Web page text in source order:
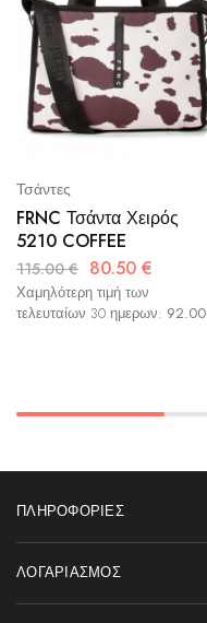
Τσάντες
FRNC Τσάντα Χειρός
5210 COFFEE
115.00€ 80.50 €
Χαμηλότερη τιμή των
τελευταίων 30 ημερων: 92.00
ΠΛΗΡΟΦΟΡΊΕΣ
ΛΟΓΑΡΙΑΣΜΌΣ